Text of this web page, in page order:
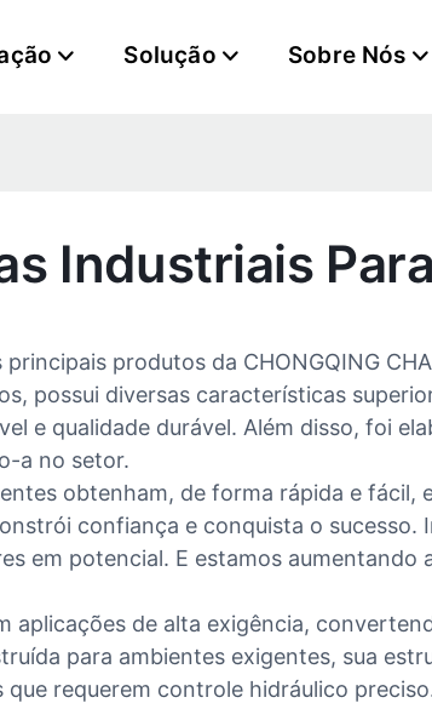
Solução Sobre Nós
Industriais
produtos da CHONGQING
possui diversas características
e qualidade durável. Além disso, foi
a no setor.
obtenham, de forma rápida e fácil,
confiança e conquista o sucesso.
em potencial. E estamos aumentando
de alta exigência,
para ambientes exigentes, sua
requerem controle hidráulico